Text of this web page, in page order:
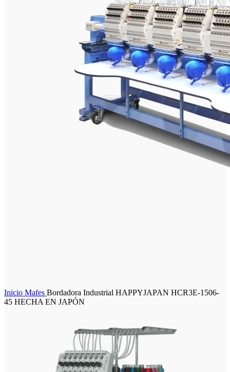
Inicio Mafes Bordadora Industrial HAPPYJAPAN HCR3E-1506-
45 HECHA EN JAPÓN